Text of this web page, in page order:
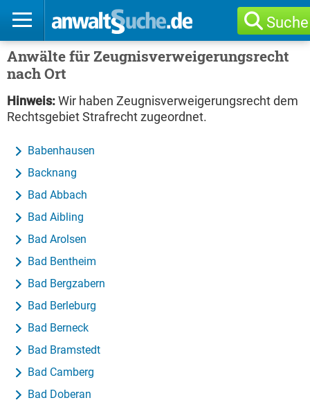
Suche
Anwälte für Zeugnisverweigerungsrecht
nach Ort
Hinweis:Wir haben Zeugnisverweigerungsrecht dem
Rechtsgebiet Strafrecht zugeordnet.
Babenhausen
Backnang
Bad Abbach
Bad Aibling
Bad Arolsen
Bad Bentheim
Bad Bergzabern
Bad Berleburg
Bad Berneck
Bad Bramstedt
Bad Camberg
Bad Doberan